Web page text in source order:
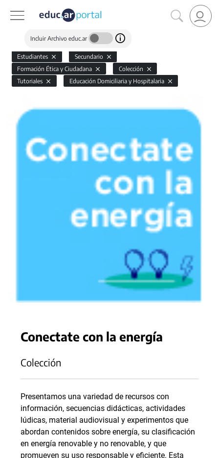
Incluir Archivo educ.ar
Estudiantes
Secundario
Formación Ética y Ciudadana
Colección
Tutoriales
Educación Domiciliaria y Hospitalaria
Conectate con la energía
Colección
Presentamos una variedad de recursos con
información, secuencias didácticas, actividades
lúdicas, material audiovisual y experimentos que
abordan contenidos sobre energía, su clasificación
en energía renovable y no renovable, y que
promueven su uso responsable y eficiente. Esta